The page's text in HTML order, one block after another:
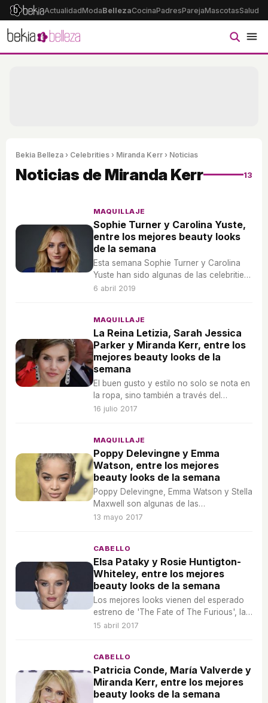
ActualidadModaBellezaCocinaPadresParejaMascotasSalud
Bekia Belleza › Celebrities › Miranda Kerr › Noticias
Noticias de Miranda Kerr 13
MAQUILLAJE
Sophie Turner y Carolina Yuste,
entre los mejores beauty looks
de la semana
Esta semana Sophie Turner y Carolina
Yuste han sido algunas de las celebrities
que han sabido cómo enamorarnos
6 abril 2019
MAQUILLAJE
La Reina Letizia, Sarah Jessica
Parker y Miranda Kerr, entre los
mejores beauty looks de la
semana
El buen gusto y estilo no solo se nota en
la ropa, sino también a través del
maquillaje y el peinado. Estas pueden ser
16 julio 2017
MAQUILLAJE
Poppy Delevingne y Emma
Watson, entre los mejores
beauty looks de la semana
Poppy Delevingne, Emma Watson y Stella
Maxwell son algunas de las
protagonistas de los aciertos beauty de
13 mayo 2017
CABELLO
Elsa Pataky y Rosie Huntigton-
Whiteley, entre los mejores
beauty looks de la semana
Los mejores looks vienen del esperado
estreno de 'The Fate of The Furious', la
presentación de 'Velvet Colección', la
15 abril 2017
CABELLO
Patricia Conde, María Valverde y
Miranda Kerr, entre los mejores
beauty looks de la semana